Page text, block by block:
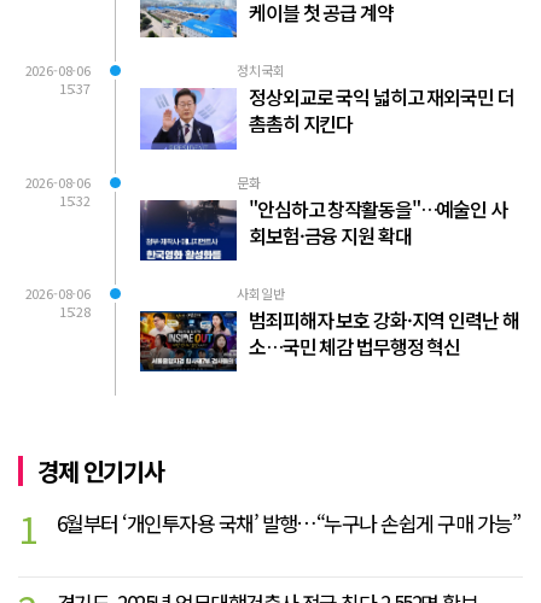
케이블 첫 공급 계약
2026-08-06
15:37
정치국회
정상외교로 국익 넓히고 재외국민 더
촘촘히 지킨다
2026-08-06
15:32
문화
"안심하고 창작활동을"…예술인 사
회보험·금융 지원 확대
2026-08-06
15:28
사회일반
범죄피해자 보호 강화·지역 인력난 해
소…국민 체감 법무행정 혁신
경제 인기기사
1 6월부터 ‘개인투자용 국채’ 발행…“누구나 손쉽게 구매 가능”